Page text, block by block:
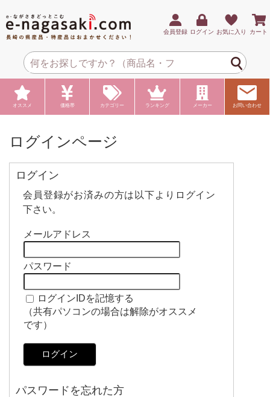
会員登録 ログイン お気に入り カート
オススメ 価格帯 カテゴリー ランキング メーカー お問い合わせ
ログインページ
ログイン
会員登録がお済みの方は以下よりログイン
下さい。
メールアドレス
パスワード
ログインIDを記憶する
（共有パソコンの場合は解除がオススメ
です）
ログイン
パスワードを忘れた方